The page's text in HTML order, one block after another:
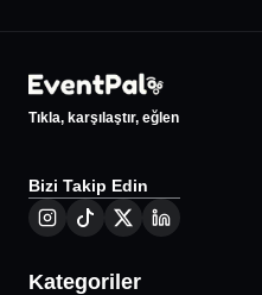
Tıkla, karşılaştır, eğlen
Bizi Takip Edin
Kategoriler